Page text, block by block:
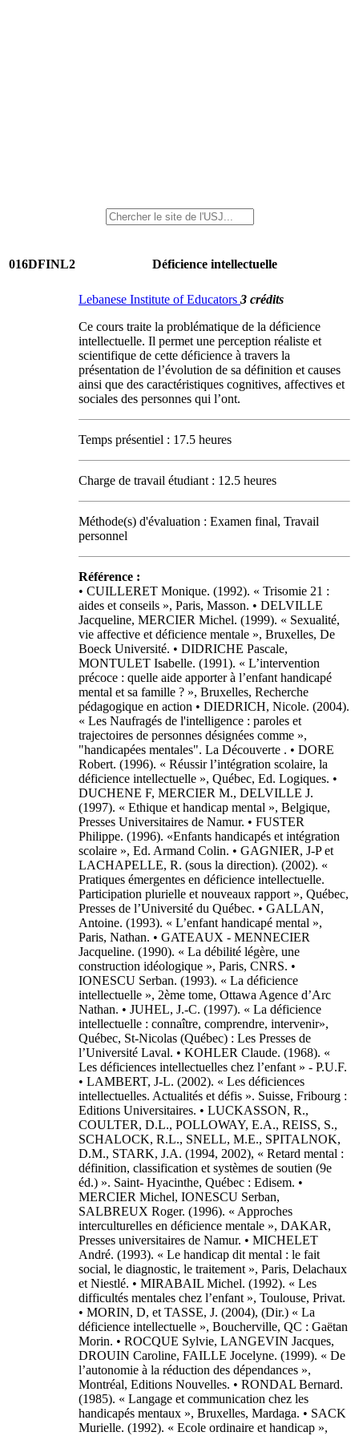
016DFINL2 Déficience intellectuelle
Lebanese Institute of Educators 3 crédits
Ce cours traite la problématique de la déficience
intellectuelle. Il permet une perception réaliste et
scientifique de cette déficience à travers la
présentation de l’évolution de sa définition et causes
ainsi que des caractéristiques cognitives, affectives et
sociales des personnes qui l’ont.
Temps présentiel : 17.5 heures
Charge de travail étudiant : 12.5 heures
Méthode(s) d'évaluation : Examen final, Travail
personnel
Référence :
• CUILLERET Monique. (1992). « Trisomie 21 :
aides et conseils », Paris, Masson. • DELVILLE
Jacqueline, MERCIER Michel. (1999). « Sexualité,
vie affective et déficience mentale », Bruxelles, De
Boeck Université. • DIDRICHE Pascale,
MONTULET Isabelle. (1991). « L’intervention
précoce : quelle aide apporter à l’enfant handicapé
mental et sa famille ? », Bruxelles, Recherche
pédagogique en action • DIEDRICH, Nicole. (2004).
« Les Naufragés de l'intelligence : paroles et
trajectoires de personnes désignées comme »,
"handicapées mentales". La Découverte . • DORE
Robert. (1996). « Réussir l’intégration scolaire, la
déficience intellectuelle », Québec, Ed. Logiques. •
DUCHENE F, MERCIER M., DELVILLE J.
(1997). « Ethique et handicap mental », Belgique,
Presses Universitaires de Namur. • FUSTER
Philippe. (1996). «Enfants handicapés et intégration
scolaire », Ed. Armand Colin. • GAGNIER, J-P et
LACHAPELLE, R. (sous la direction). (2002). «
Pratiques émergentes en déficience intellectuelle.
Participation plurielle et nouveaux rapport », Québec,
Presses de l’Université du Québec. • GALLAN,
Antoine. (1993). « L’enfant handicapé mental »,
Paris, Nathan. • GATEAUX - MENNECIER
Jacqueline. (1990). « La débilité légère, une
construction idéologique », Paris, CNRS. •
IONESCU Serban. (1993). « La déficience
intellectuelle », 2ème tome, Ottawa Agence d’Arc
Nathan. • JUHEL, J.-C. (1997). « La déficience
intellectuelle : connaître, comprendre, intervenir»,
Québec, St-Nicolas (Québec) : Les Presses de
l’Université Laval. • KOHLER Claude. (1968). «
Les déficiences intellectuelles chez l’enfant » - P.U.F.
• LAMBERT, J-L. (2002). « Les déficiences
intellectuelles. Actualités et défis ». Suisse, Fribourg :
Editions Universitaires. • LUCKASSON, R.,
COULTER, D.L., POLLOWAY, E.A., REISS, S.,
SCHALOCK, R.L., SNELL, M.E., SPITALNOK,
D.M., STARK, J.A. (1994, 2002), « Retard mental :
définition, classification et systèmes de soutien (9e
éd.) ». Saint- Hyacinthe, Québec : Edisem. •
MERCIER Michel, IONESCU Serban,
SALBREUX Roger. (1996). « Approches
interculturelles en déficience mentale », DAKAR,
Presses universitaires de Namur. • MICHELET
André. (1993). « Le handicap dit mental : le fait
social, le diagnostic, le traitement », Paris, Delachaux
et Niestlé. • MIRABAIL Michel. (1992). « Les
difficultés mentales chez l’enfant », Toulouse, Privat.
• MORIN, D, et TASSE, J. (2004), (Dir.) « La
déficience intellectuelle », Boucherville, QC : Gaëtan
Morin. • ROCQUE Sylvie, LANGEVIN Jacques,
DROUIN Caroline, FAILLE Jocelyne. (1999). « De
l’autonomie à la réduction des dépendances »,
Montréal, Editions Nouvelles. • RONDAL Bernard.
(1985). « Langage et communication chez les
handicapés mentaux », Bruxelles, Mardaga. • SACK
Murielle. (1992). « Ecole ordinaire et handicap »,